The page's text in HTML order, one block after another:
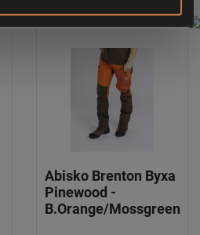
Abisko Brenton Byxa
Pinewood -
B.Orange/Mossgreen